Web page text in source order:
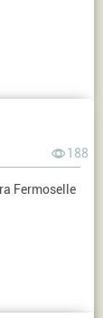
188
Fermoselle